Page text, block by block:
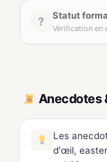
? Statut
Vérification en
Anecdotes
Les
d'œil,